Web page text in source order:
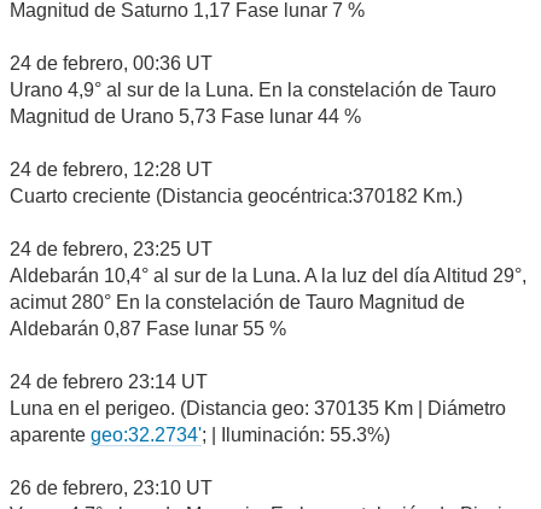
Magnitud de Saturno 1,17 Fase lunar 7 %
24 de febrero, 00:36 UT
Urano 4,9° al sur de la Luna. En la constelación de Tauro
Magnitud de Urano 5,73 Fase lunar 44 %
24 de febrero, 12:28 UT
Cuarto creciente (Distancia geocéntrica:370182 Km.)
24 de febrero, 23:25 UT
Aldebarán 10,4° al sur de la Luna. A la luz del día Altitud 29°,
acimut 280° En la constelación de Tauro Magnitud de
Aldebarán 0,87 Fase lunar 55 %
24 de febrero 23:14 UT
Luna en el perigeo. (Distancia geo: 370135 Km | Diámetro
aparente geo:32.2734'; | Iluminación: 55.3%)
26 de febrero, 23:10 UT